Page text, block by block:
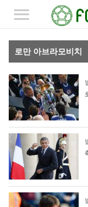
로만 아브라모비치